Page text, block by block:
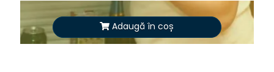
Adaugă în coș